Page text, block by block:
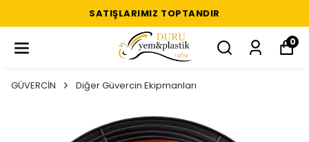
SATIŞLARIMIZ TOPTANDIR
0
GÜVERCİN Diğer Güvercin Ekipmanları